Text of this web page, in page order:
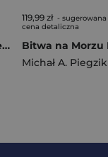
Chirurg na wojnie. Zapiski z piekła frontu wschodniego
119,99 zł - sugerowana
cena detaliczna
Michał A. Piegzik